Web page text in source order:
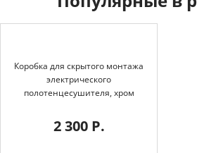
Коробка для скрытого монтажа
электрического
полотенцесушителя, хром
2 300 Р.